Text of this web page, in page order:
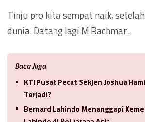
Tinju pro kita sempat naik,
dunia. Datang lagi M Rachman.
Baca Juga
KTI Pusat Pecat Sekjen Joshua
Terjadi?
Bernard Lahindo Menanggapi